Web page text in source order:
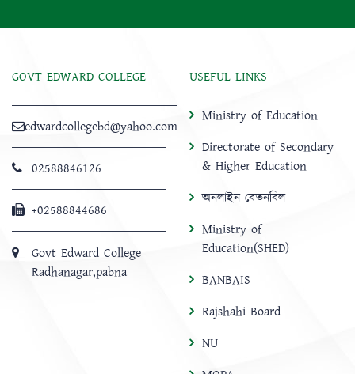
GOVT EDWARD COLLEGE
edwardcollegebd@yahoo.com
02588846126
+02588844686
Govt Edward College
Radhanagar,pabna
USEFUL LINKS
Ministry of Education
Directorate of Secondary
& Higher Education
অনলাইন বেতনবিল
Ministry of
Education(SHED)
BANBAIS
Rajshahi Board
NU